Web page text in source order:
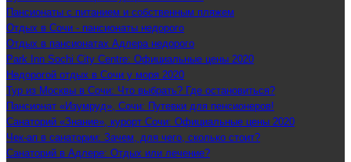
Пансионаты с питанием и собственным пляжем
Отдых в Сочи - пансионаты недорого
Отдых в пансионатах Адлера недорого
Park Inn Sochi City Centre: Официальные цены 2020
Недорогой отдых в Сочи у моря 2020
Тур из Москвы в Сочи: Что выбрать? Где остановиться?
Пансионат «Изумруд», Сочи: Путевки для пенсионеров!
Санаторий «Знание», курорт Сочи: Официальные цены 2020
Чек-ап в санатории: Зачем, для чего, сколько стоит?
Санаторий в Адлере: Отдых или лечение?